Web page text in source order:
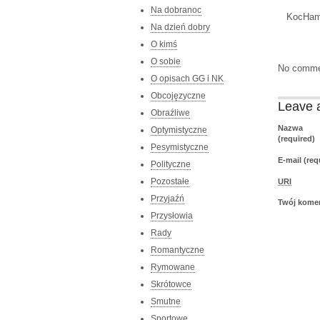
Na dobranoc
Na dzień dobry
O kimś
O sobie
O opisach GG i NK
Obcojęzyczne
Obraźliwe
Optymistyczne
Pesymistyczne
Polityczne
Pozostałe
Przyjaźń
Przysłowia
Rady
Romantyczne
Rymowane
Skrótowce
Smutne
No
Leave
Nazwa
(required)
E-mail
URI
Twój